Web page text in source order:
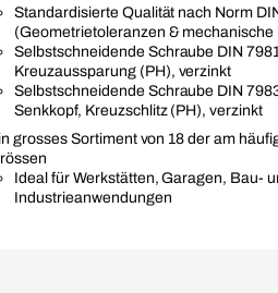
Standardisierte Qualität nach Norm
(Geometrietoleranzen & mechanische
Selbstschneidende Schraube DIN
Kreuzaussparung (PH), verzinkt
Selbstschneidende Schraube DIN
Senkkopf, Kreuzschlitz (PH), verzinkt
grosses Sortiment von 18 der am
Ideal für Werkstätten, Garagen, Bau-
Industrieanwendungen